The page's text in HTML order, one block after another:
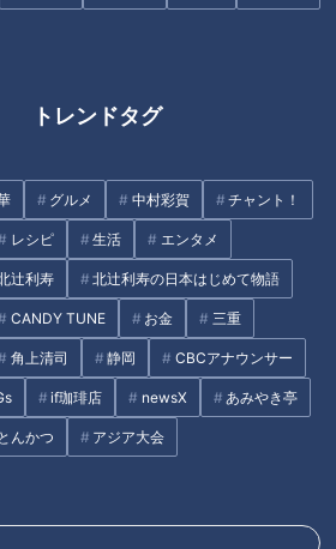
トレンドタグ
グルメ 中村彩賀 チャント！
レシピ 生活 エンタメ
辻利寿 北辻利寿の日本はじめて物語
CANDY TUNE お金 三重
角上清司 静岡 CBCアナウンサー
if珈琲店 newsX あみやき亭
とんかつ アジア大会
れフ
きま
「サボり」「怠け」と言わない
で！”起立性調節障害”とは！？
もたち CBCドキュメンタリー
ャント！
ンツ